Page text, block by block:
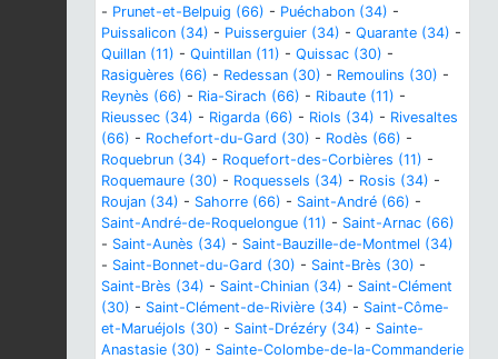
- Prunet-et-Belpuig (66) - Puéchabon (34) -
Puissalicon (34) - Puisserguier (34) - Quarante (34) -
Quillan (11) - Quintillan (11) - Quissac (30) -
Rasiguères (66) - Redessan (30) - Remoulins (30) -
Reynès (66) - Ria-Sirach (66) - Ribaute (11) -
Rieussec (34) - Rigarda (66) - Riols (34) - Rivesaltes
(66) - Rochefort-du-Gard (30) - Rodès (66) -
Roquebrun (34) - Roquefort-des-Corbières (11) -
Roquemaure (30) - Roquessels (34) - Rosis (34) -
Roujan (34) - Sahorre (66) - Saint-André (66) -
Saint-André-de-Roquelongue (11) - Saint-Arnac (66)
- Saint-Aunès (34) - Saint-Bauzille-de-Montmel (34)
- Saint-Bonnet-du-Gard (30) - Saint-Brès (30) -
Saint-Brès (34) - Saint-Chinian (34) - Saint-Clément
(30) - Saint-Clément-de-Rivière (34) - Saint-Côme-
et-Maruéjols (30) - Saint-Drézéry (34) - Sainte-
Anastasie (30) - Sainte-Colombe-de-la-Commanderie